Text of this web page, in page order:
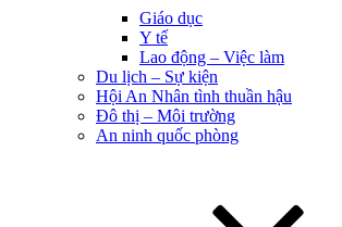
Giáo dục
Y tế
Lao động – Việc làm
Du lịch – Sự kiện
Hội An Nhân tình thuần hậu
Đô thị – Môi trường
An ninh quốc phòng